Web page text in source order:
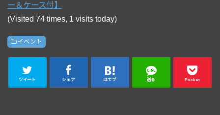
ー＆ケース付】
(Visited 74 times, 1 visits today)
イベント
ツイート シェア はてブ 送る Pocket